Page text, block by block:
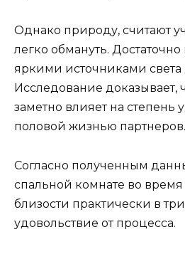
Однако природу, считают
легко обмануть. Достаточно
яркими источниками света
Исследование
заметно влияет на степень
половой жизнью партнеров.
Согласно полученным
спальной комнате во
близости практически в
удовольствие от процесса.